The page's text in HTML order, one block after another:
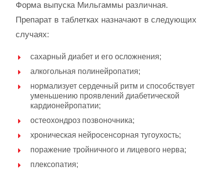
Форма выпуска Мильгаммы различная.
Препарат в таблетках назначают в следующих
случаях:
сахарный диабет и его осложнения;
алкогольная полинейропатия;
нормализует сердечный ритм и способствует
уменьшению проявлений диабетической
кардионейропатии;
остеохондроз позвоночника;
хроническая нейросенсорная тугоухость;
поражение тройничного и лицевого нерва;
плексопатия;